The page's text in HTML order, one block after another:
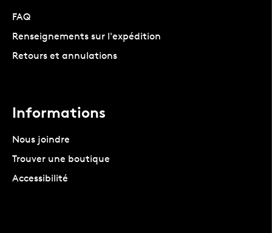
FAQ
Renseignements sur l'expédition
Retours et annulations
Informations
Nous joindre
Trouver une boutique
Accessibilité